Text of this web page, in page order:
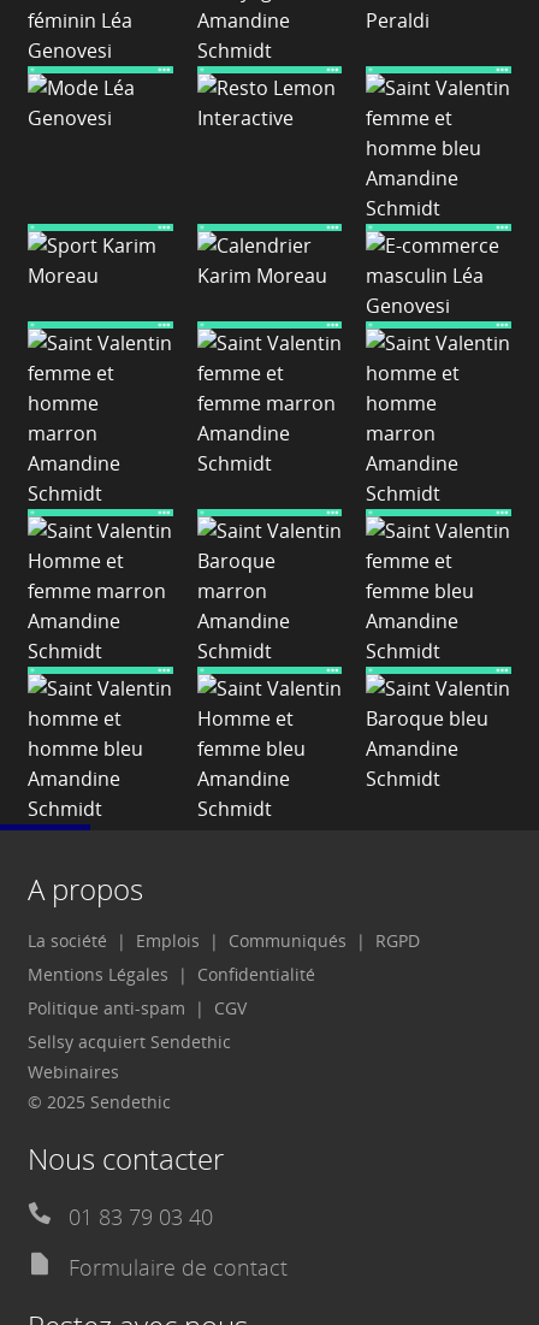
A propos
La société Emplois Communiqués
RGPD
Mentions Légales
Confidentialité
Politique anti-spam
CGV
Sellsy acquiert Sendethic
Webinaires
© 2025 Sendethic
Nous contacter
01 83 79 03 40
Formulaire de contact